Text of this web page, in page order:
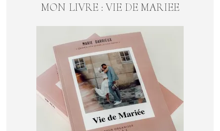
MON LIVRE : VIE DE MARIEE